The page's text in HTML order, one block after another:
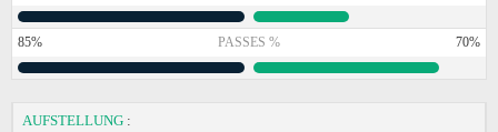
85% PASSES % 70%
AUFSTELLUNG :